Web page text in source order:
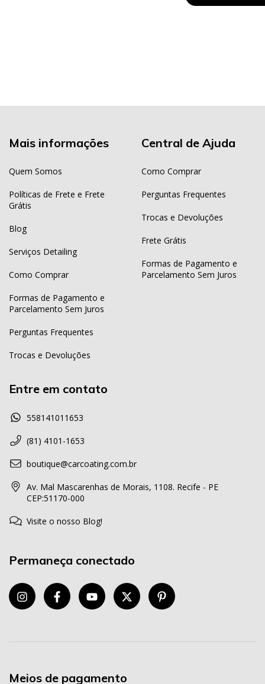
Mais informações
Quem Somos
Políticas de Frete e Frete
Grátis
Blog
Serviços Detailing
Como Comprar
Formas de Pagamento e
Parcelamento Sem Juros
Perguntas Frequentes
Trocas e Devoluções
Central de Ajuda
Como Comprar
Perguntas Frequentes
Trocas e Devoluções
Frete Grátis
Formas de Pagamento e
Parcelamento Sem Juros
Entre em contato
558141011653
(81) 4101-1653
boutique@carcoating.com.br
Av. Mal Mascarenhas de Morais, 1108. Recife - PE
CEP:51170-000
Visite o nosso Blog!
Permaneça conectado
Meios de pagamento